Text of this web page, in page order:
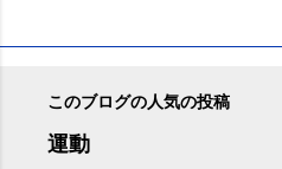
このブログの人気の投稿
運動